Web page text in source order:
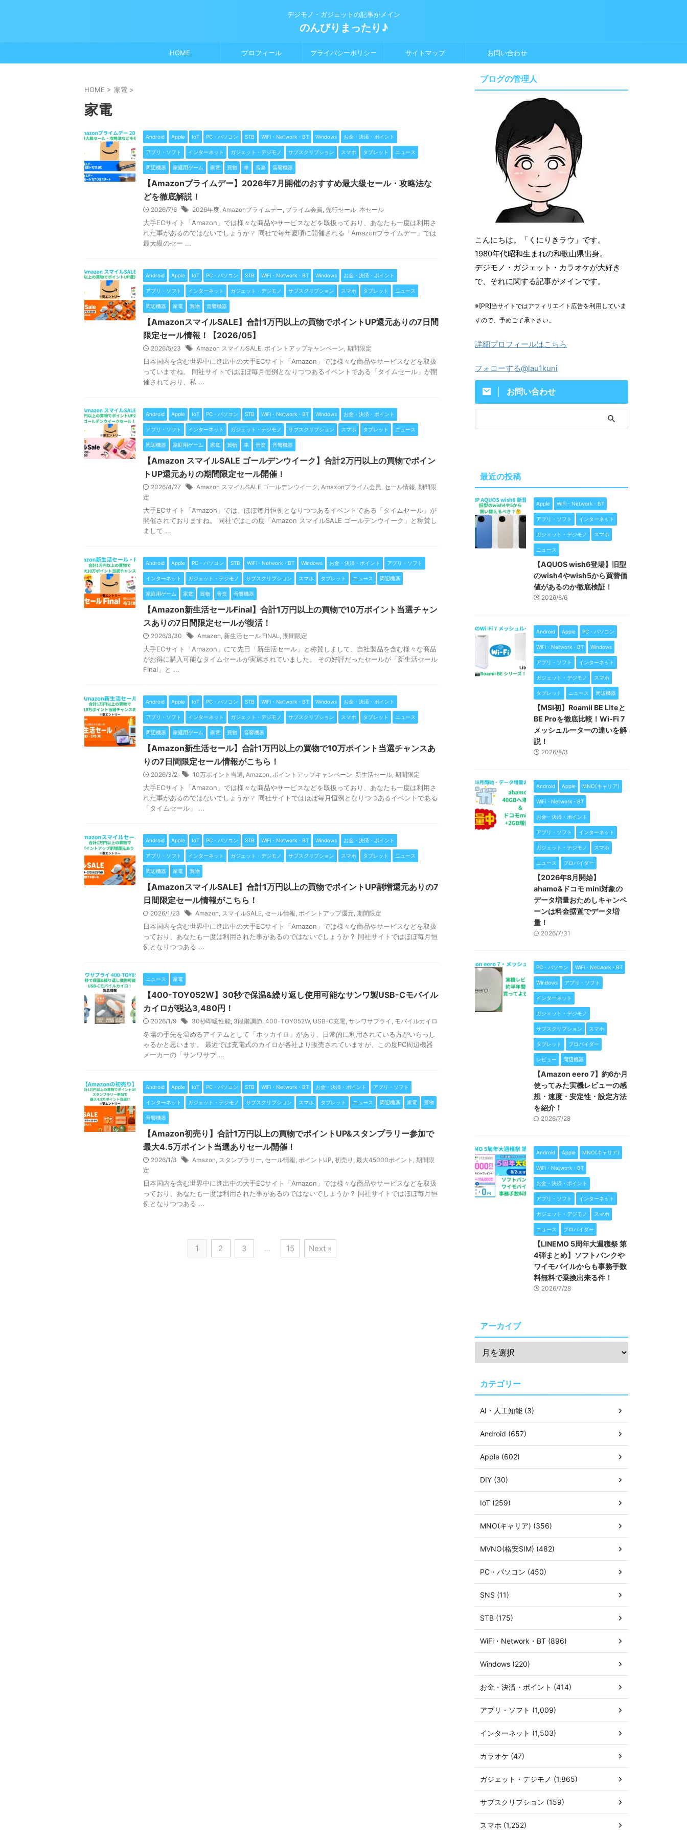
デジモノ・ガジェットの記事がメイン
のんびりまったり♪
HOME プロフィール プライバシーポリシー サイトマップ お問い合わせ
HOME > 家電 >
家電
Android Apple IoT PC・パソコン STB WiFi・Network・BT Windows お金・決済・ポイント
アプリ・ソフト インターネット ガジェット・デジモノ サブスクリプション スマホ タブレット ニュース
周辺機器 家庭用ゲーム 家電 買物 車 音楽 音響機器
【Amazonプライムデー】2026年7月開催のおすすめ最大級セール・攻略法な
どを徹底解説！
2026/7/6 2026年度, Amazonプライムデー, プライム会員, 先行セール, 本セール
大手ECサイト「Amazon」では様々な商品やサービスなどを取扱っており、あなたも一度は利用さ
れた事があるのではないでしょうか？ 同社で毎年夏頃に開催される「Amazonプライムデー」では
最大級のセー ...
Android Apple IoT PC・パソコン STB WiFi・Network・BT Windows お金・決済・ポイント
アプリ・ソフト インターネット ガジェット・デジモノ サブスクリプション スマホ タブレット ニュース
周辺機器 家電 買物 音響機器
【AmazonスマイルSALE】合計1万円以上の買物でポイントUP還元ありの7日間
限定セール情報！【2026/05】
2026/5/23 Amazon スマイルSALE, ポイントアップキャンペーン, 期間限定
日本国内を含む世界中に進出中の大手ECサイト「Amazon」では様々な商品やサービスなどを取扱
っていますね。 同社サイトではほぼ毎月恒例となりつつあるイベントである「タイムセール」が開
催されており、私 ...
Android Apple IoT PC・パソコン STB WiFi・Network・BT Windows お金・決済・ポイント
アプリ・ソフト インターネット ガジェット・デジモノ サブスクリプション スマホ タブレット ニュース
周辺機器 家庭用ゲーム 家電 買物 車 音楽 音響機器
【Amazon スマイルSALE ゴールデンウイーク】合計2万円以上の買物でポイン
トUP還元ありの期間限定セール開催！
2026/4/27 Amazon スマイルSALE ゴールデンウイーク , Amazonプライム会員, セール情報, 期間限
定
大手ECサイト「Amazon」では、ほぼ毎月恒例となりつつあるイベントである「タイムセール」が
開催されておりますね。 同社ではこの度「Amazon スマイルSALE ゴールデンウイーク」と称賛し
まして ...
Android Apple PC・パソコン STB WiFi・Network・BT Windows お金・決済・ポイント アプリ・ソフト
インターネット ガジェット・デジモノ サブスクリプション スマホ タブレット ニュース 周辺機器
家庭用ゲーム 家電 買物 音楽 音響機器
【Amazon新生活セールFinal】合計1万円以上の買物で10万ポイント当選チャン
スありの7日間限定セールが復活！
2026/3/30 Amazon, 新生活セール FINAL, 期間限定
大手ECサイト「Amazon」にて先日「新生活セール」と称賛しまして、自社製品を含む様々な商品
がお得に購入可能なタイムセールが実施されていました。 その好評だったセールが「新生活セール
Final」と ...
Android Apple IoT PC・パソコン STB WiFi・Network・BT Windows お金・決済・ポイント
アプリ・ソフト インターネット ガジェット・デジモノ サブスクリプション スマホ タブレット ニュース
周辺機器 家庭用ゲーム 家電 買物 音響機器
【Amazon新生活セール】合計1万円以上の買物で10万ポイント当選チャンスあ
りの7日間限定セール情報がこちら！
2026/3/2 10万ポイント当選, Amazon, ポイントアップキャンペーン, 新生活セール, 期間限定
大手ECサイト「Amazon」では様々な商品やサービスなどを取扱っており、あなたも一度は利用さ
れた事があるのではないでしょうか？ 同社サイトではほぼ毎月恒例となりつつあるイベントである
「タイムセール」 ...
Android Apple IoT PC・パソコン STB WiFi・Network・BT Windows お金・決済・ポイント
アプリ・ソフト インターネット ガジェット・デジモノ サブスクリプション スマホ タブレット ニュース
周辺機器 家電 買物
【AmazonスマイルSALE】合計1万円以上の買物でポイントUP割増還元ありの7
日間限定セール情報がこちら！
2026/1/23 Amazon, スマイルSALE, セール情報, ポイントアップ還元, 期間限定
日本国内を含む世界中に進出中の大手ECサイト「Amazon」では様々な商品やサービスなどを取扱
っており、あなたも一度は利用された事があるのではないでしょうか？ 同社サイトではほぼ毎月恒
例となりつつある ...
ニュース 家電
【400-TOY052W】30秒で保温&繰り返し使用可能なサンワ製USB-Cモバイル
カイロが税込3,480円！
2026/1/9 30秒即暖性能, 3段階調節, 400-TOY052W, USB-C充電, サンワサプライ , モバイルカイロ
冬場の手先を温めるアイテムとして「ホッカイロ」があり、日常的に利用されている方がいらっし
ゃるかと思います。 最近では充電式のカイロが各社より販売されていますが、この度PC周辺機器
メーカーの「サンワサプ ...
Android Apple IoT PC・パソコン STB WiFi・Network・BT お金・決済・ポイント アプリ・ソフト
インターネット ガジェット・デジモノ サブスクリプション スマホ タブレット ニュース 周辺機器 家電 買物
音響機器
【Amazon初売り】合計1万円以上の買物でポイントUP&スタンプラリー参加で
最大4.5万ポイント当選ありセール開催！
2026/1/3 Amazon, スタンプラリー, セール情報, ポイントUP, 初売り , 最大45000ポイント , 期間限
定
日本国内を含む世界中に進出中の大手ECサイト「Amazon」では様々な商品やサービスなどを取扱
っており、あなたも一度は利用された事があるのではないでしょうか？ 同社サイトではほぼ毎月恒
例となりつつある ...
1 2 3 … 15 Next »
ブログの管理人
こんにちは。「くにりきラウ」です。
1980年代昭和生まれの和歌山県出身。
デジモノ・ガジェット・カラオケが大好き
で、それに関する記事がメインです。
※[PR]当サイトではアフィリエイト広告を利用していま
すので、予めご了承下さい。
詳細プロフィールはこちら
フォローする@lau1kuni
お問い合わせ
最近の投稿
Apple WiFi・Network・BT
アプリ・ソフト インターネット
ガジェット・デジモノ スマホ
ニュース
【AQUOS wish6登場】旧型
のwish4やwish5から買替価
値があるのか徹底検証！
2026/8/6
Android Apple PC・パソコン
WiFi・Network・BT Windows
アプリ・ソフト インターネット
ガジェット・デジモノ スマホ
タブレット ニュース 周辺機器
【MSI初】Roamii BE Liteと
BE Proを徹底比較！Wi-Fi 7
メッシュルーターの違いを解
説！
2026/8/3
Android Apple MNO(キャリア)
WiFi・Network・BT
お金・決済・ポイント
アプリ・ソフト インターネット
ガジェット・デジモノ スマホ
ニュース プロバイダー
【2026年8月開始】
ahamo&ドコモ mini対象の
データ増量おためしキャンペ
ーンは料金据置でデータ増
量！
2026/7/31
PC・パソコン WiFi・Network・BT
Windows アプリ・ソフト
インターネット
ガジェット・デジモノ
サブスクリプション スマホ
タブレット プロバイダー
レビュー 周辺機器
【Amazon eero 7】約6か月
使ってみた実機レビューの感
想・速度・安定性・設定方法
を紹介！
2026/7/28
Android Apple MNO(キャリア)
WiFi・Network・BT
お金・決済・ポイント
アプリ・ソフト インターネット
ガジェット・デジモノ スマホ
ニュース プロバイダー
【LINEMO 5周年大週穫祭 第
4弾まとめ】ソフトバンクや
ワイモバイルからも事務手数
料無料で乗換出来る件！
2026/7/28
アーカイブ
カテゴリー
AI・人工知能 (3)
Android (657)
Apple (602)
DIY (30)
IoT (259)
MNO(キャリア) (356)
MVNO(格安SIM) (482)
PC・パソコン (450)
SNS (11)
STB (175)
WiFi・Network・BT (896)
Windows (220)
お金・決済・ポイント (414)
アプリ・ソフト (1,009)
インターネット (1,503)
カラオケ (47)
ガジェット・デジモノ (1,865)
サブスクリプション (159)
スマホ (1,252)